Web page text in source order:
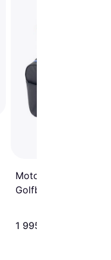
Motocaddy Dry Series
Golfbag
1 995 kr